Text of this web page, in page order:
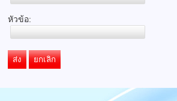
หัวข้อ:
ส่ง ยกเลิก